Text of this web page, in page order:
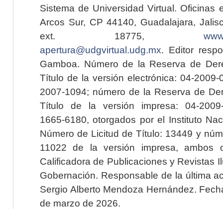
Sistema de Universidad Virtual. Oficinas
Arcos Sur, CP 44140, Guadalajara,
ext. 18775,
apertura@udgvirtual.udg.mx. Editor
Gamboa. Número de la Reserva de
Título de la versión electrónica: 04-2009-
2007-1094; número de la Reserva de
Título de la versión impresa: 04-2009-
1665-6180, otorgados por el Instituto
Número de Licitud de Título: 13449 y
11022 de la versión impresa, ambos
Calificadora de Publicaciones y Revistas
Gobernación. Responsable de la última
Sergio Alberto Mendoza Hernández.
de marzo de 2026.